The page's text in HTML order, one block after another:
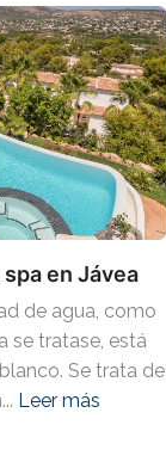
en Jávea
de agua, como
se tratase, está
Se trata de
Leer más